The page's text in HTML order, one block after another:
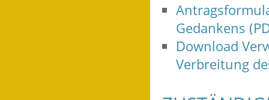
Gedankens
Download
Verbreitung